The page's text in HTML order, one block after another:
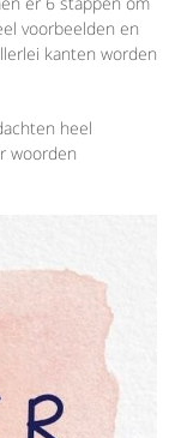
voorbeelden en
kanten worden
heel
woorden